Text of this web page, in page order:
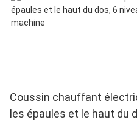
Coussin chauffant
les épaules et le haut du
lavable en machine